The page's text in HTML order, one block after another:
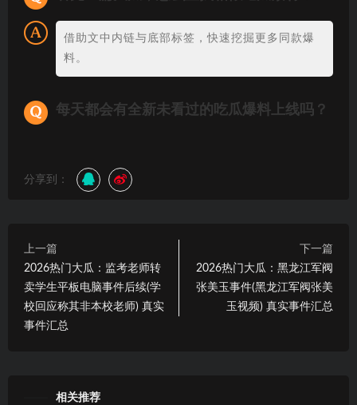
借助文中内链与底部标签，快速挖掘更多同款爆
料。
每天都会有全新未看过的吃瓜爆料上线吗？
分享到：
上一篇
2026热门大瓜：监考老师转
卖学生平板电脑事件后续(学
校回应称其非本校老师) 真实
事件汇总
下一篇
2026热门大瓜：黑龙江军阀
张美玉事件(黑龙江军阀张美
玉视频) 真实事件汇总
相关推荐